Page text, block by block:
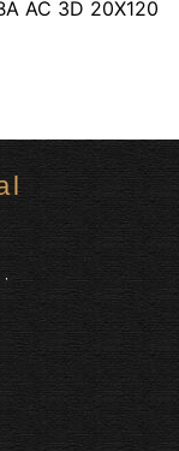
AC 3D 20X120